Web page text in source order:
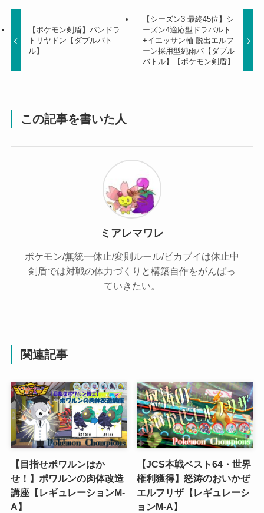
【ポケモン剣盾】バンドラ
トリヤドン【ダブルバト
ル】
【シーズン3 最終45位】シ
ーズン4適応型ドラパルト
+イエッサン軸 脱出エルフ
ーン採用型純雨パ【ダブル
バトル】【ポケモン剣盾】
この記事を書いた人
ミアレマワレ
ポケモン/無統一休止/変則ルール/ピカブイは休止中
剣盾では対戦の体力づくりと構築自作をがんばっ
ていきたい。
関連記事
【目指せポワルンはか
せ！】ポワルンの肉体改造
講座【レギュレーションM-
A】
【JCS本戦ベスト64・世界
権利獲得】怒涛のおいかぜ
エルフリザ【レギュレーシ
ョンM-A】